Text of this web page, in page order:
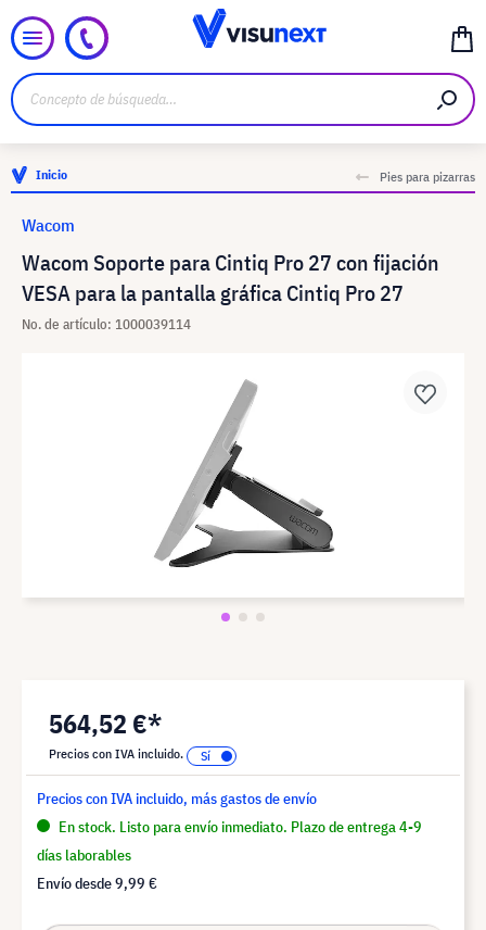
Inicio Pies para pizarras
Wacom Soporte para Cintiq Pro 27 con fijación
VESA para la pantalla gráfica Cintiq Pro 27
No. de artículo: 1000039114
Wacom
564,52 €*
Precios con IVA incluido.
Precios con IVA incluido, más gastos de envío
En stock. Listo para envío inmediato. Plazo de entrega 4-9
días laborables
Envío desde9,99 €